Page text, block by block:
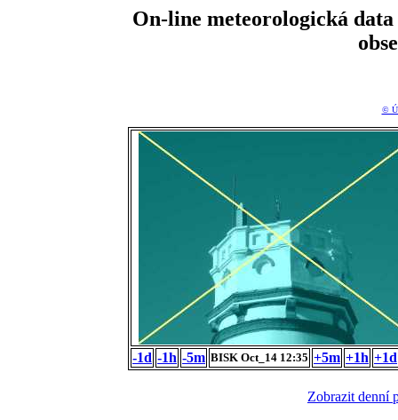
On-line meteorologická
©
-1d -1h -5m BISK Oct_14 12:35 +5m +1h +1d
Zobrazit denní